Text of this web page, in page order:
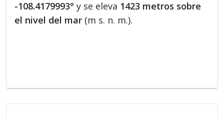
-108.4179993° y se eleva 1423 metros sobre
el nivel del mar (m s. n. m.).